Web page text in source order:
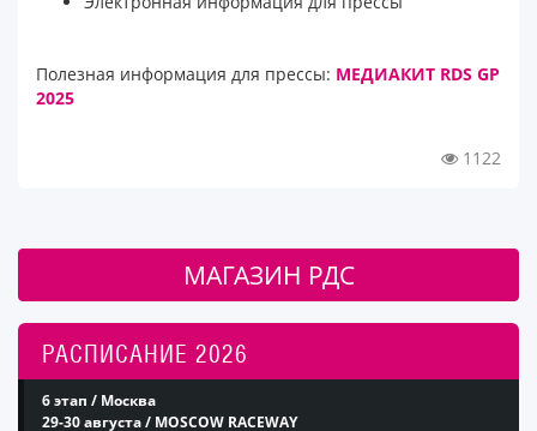
Полезная информация для прессы: МЕДИАКИТ RDS GP
2025
1122
МАГАЗИН РДС
РАСПИСАНИЕ 2026
6 этап / Москва
29-30 августа / MOSCOW RACEWAY